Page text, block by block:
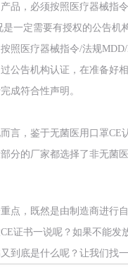
品，必须按照医疗器械指
是一定需要有授权的公告机
照医疗器械指令/法规
公告机构认证，在准备好
成符合性声明。
言，鉴于无菌医用口罩CE
分的厂家都选择了非无菌
点，既然是由制造商进行
证书一说呢？如果不能发
到底是什么呢？让我们找